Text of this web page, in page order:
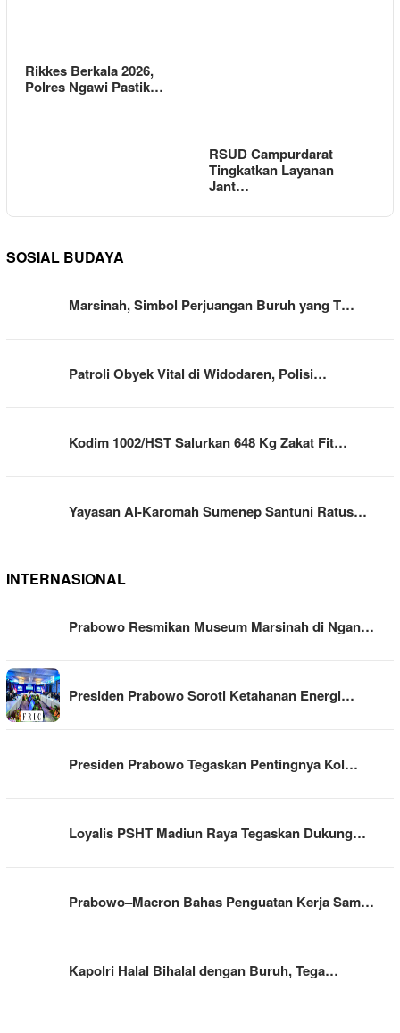
Rikkes Berkala 2026,
Polres Ngawi Pastik…
RSUD Campurdarat
Tingkatkan Layanan
Jant…
SOSIAL BUDAYA
Marsinah, Simbol Perjuangan Buruh yang T…
Patroli Obyek Vital di Widodaren, Polisi…
Kodim 1002/HST Salurkan 648 Kg Zakat Fit…
Yayasan Al-Karomah Sumenep Santuni Ratus…
INTERNASIONAL
Prabowo Resmikan Museum Marsinah di Ngan…
Presiden Prabowo Soroti Ketahanan Energi…
Presiden Prabowo Tegaskan Pentingnya Kol…
Loyalis PSHT Madiun Raya Tegaskan Dukung…
Prabowo–Macron Bahas Penguatan Kerja Sam…
Kapolri Halal Bihalal dengan Buruh, Tega…